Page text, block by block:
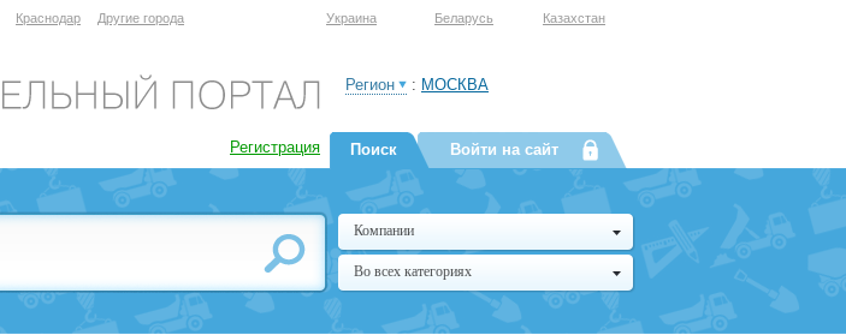
Краснодар Другие города Украина Беларусь Казахстан
Регистрация
Регион : МОСКВА
Поиск Войти на сайт
Компании
Во всех категориях